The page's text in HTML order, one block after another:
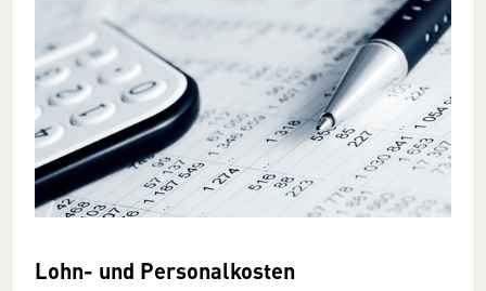
Lohn- und Personalkosten